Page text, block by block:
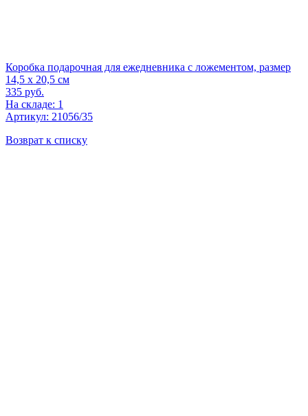
Коробка подарочная для ежедневника с ложементом, размер
14,5 х 20,5 см
335 руб.
На складе: 1
Артикул: 21056/35
Возврат к списку